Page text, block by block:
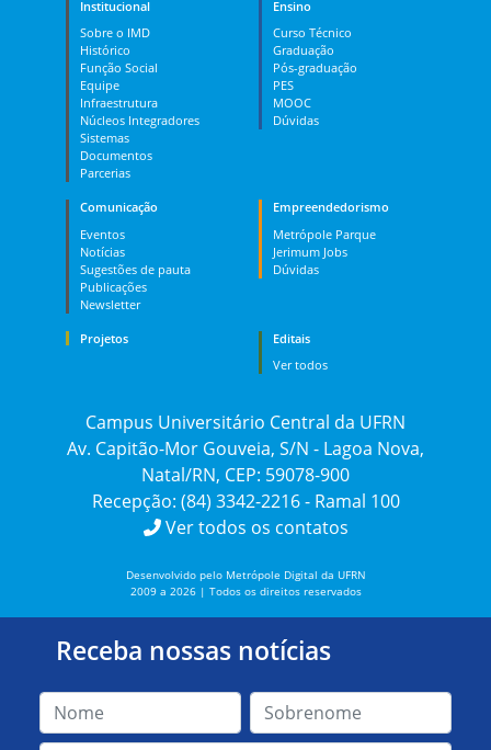
Institucional
Sobre o IMD
Histórico
Função Social
Equipe
Infraestrutura
Núcleos Integradores
Sistemas
Documentos
Parcerias
Ensino
Curso Técnico
Graduação
Pós-graduação
PES
MOOC
Dúvidas
Comunicação
Eventos
Notícias
Sugestões de pauta
Publicações
Newsletter
Empreendedorismo
Metrópole Parque
Jerimum Jobs
Dúvidas
Projetos
Editais
Ver todos
Campus Universitário Central da UFRN
Av. Capitão-Mor Gouveia, S/N - Lagoa Nova,
Natal/RN, CEP: 59078-900
Recepção: (84) 3342-2216 - Ramal 100
Ver todos os contatos
Desenvolvido pelo Metrópole Digital da UFRN
2009 a 2026 | Todos os direitos reservados
Receba nossas notícias